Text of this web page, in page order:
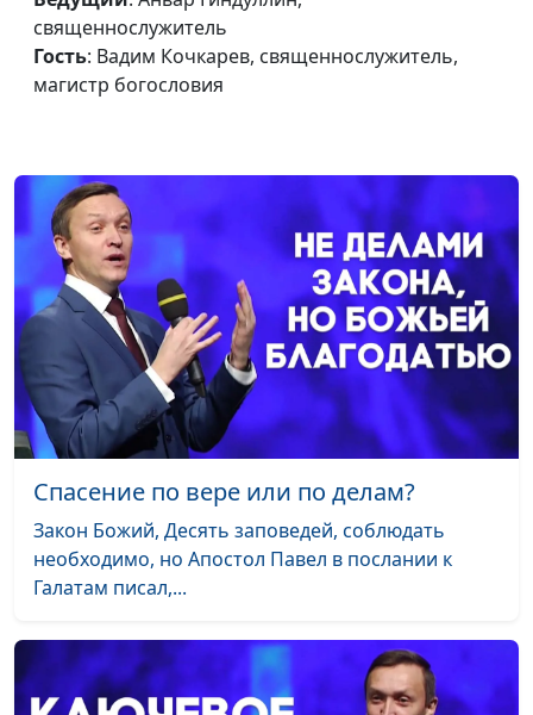
Уровни организации
личности
Мария Мараханова,
Что значит
"христианская
психология"?
Мария Мараханова,
Дмитрий Булатов,
доктор практической
теологии
Профилактика
депрессии
Мария Мараханова,
Дмитрий Булатов,
доктор практической
теологии
#45
Депрессия: мифы и
факты
Мария Мараханова,
Дмитрий Булатов,
доктор практической
теологии
Дмитрий Булатов,
доктор практической
теологии
священнослужитель
Гость: Вадим Кочкарев, священнослужитель,
магистр богословия
Спасение по вере или по делам?
Закон Божий, Десять заповедей, соблюдать
необходимо, но Апостол Павел в послании к
Галатам писал,...